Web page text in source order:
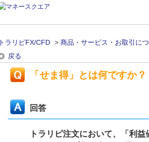
トラリピFX/CFD > 商品・サービス・お取引に
戻る
「せま得」とは何ですか？
回答
トラリピ注文において、「利